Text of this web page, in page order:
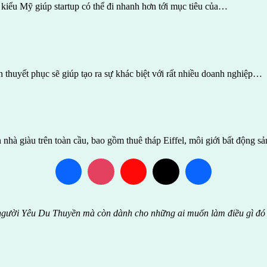
Mỹ giúp startup có thể đi nhanh hơn tới mục tiêu của…
phục sẽ giúp tạo ra sự khác biệt với rất nhiều doanh nghiệp…
giàu trên toàn cầu, bao gồm thuê tháp Eiffel, môi giới bất động
Yêu Du Thuyền mà còn dành cho những ai muốn làm điều gì